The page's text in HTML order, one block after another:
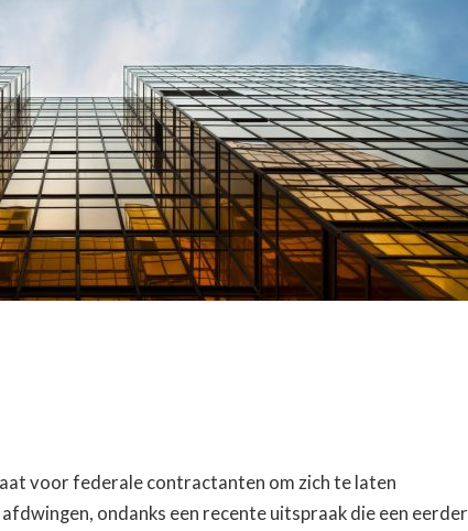
voor federale contractanten om zich te laten
ondanks een recente uitspraak die een eerder